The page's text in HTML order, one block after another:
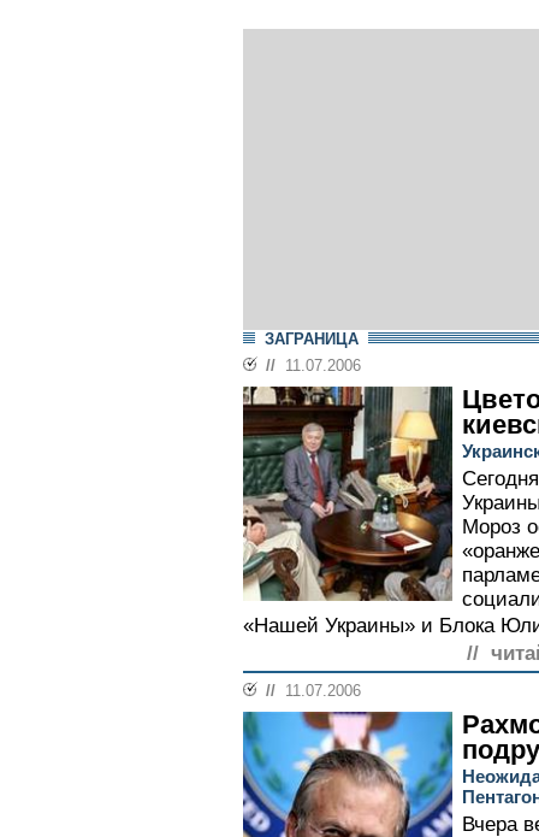
ЗАГРАНИЦА
// 11.07.2006
Мороз
«Нашей Украины» и Блока
//
// 11.07.2006
Вчера